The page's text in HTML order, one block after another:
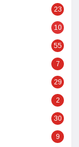
23
10
55
7
29
2
30
9